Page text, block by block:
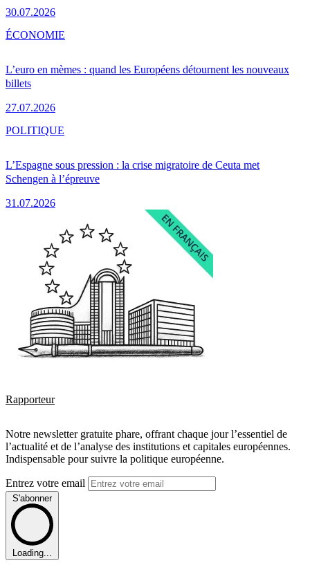
30.07.2026
L’euro en mèmes : quand les Européens détournent les nouveaux
billets
27.07.2026
ÉCONOMIE
L’Espagne sous pression : la crise migratoire de Ceuta met
Schengen à l’épreuve
31.07.2026
POLITIQUE
Rapporteur
Notre newsletter gratuite phare, offrant chaque jour l’essentiel de
l’actualité et de l’analyse des institutions et capitales européennes.
Indispensable pour suivre la politique européenne.
Entrez votre email
S'abonner
Loading...